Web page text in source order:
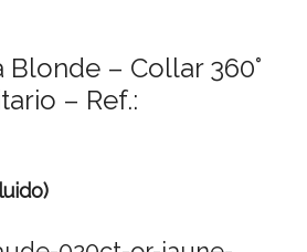
Blonde – Collar 360°
– Ref.: